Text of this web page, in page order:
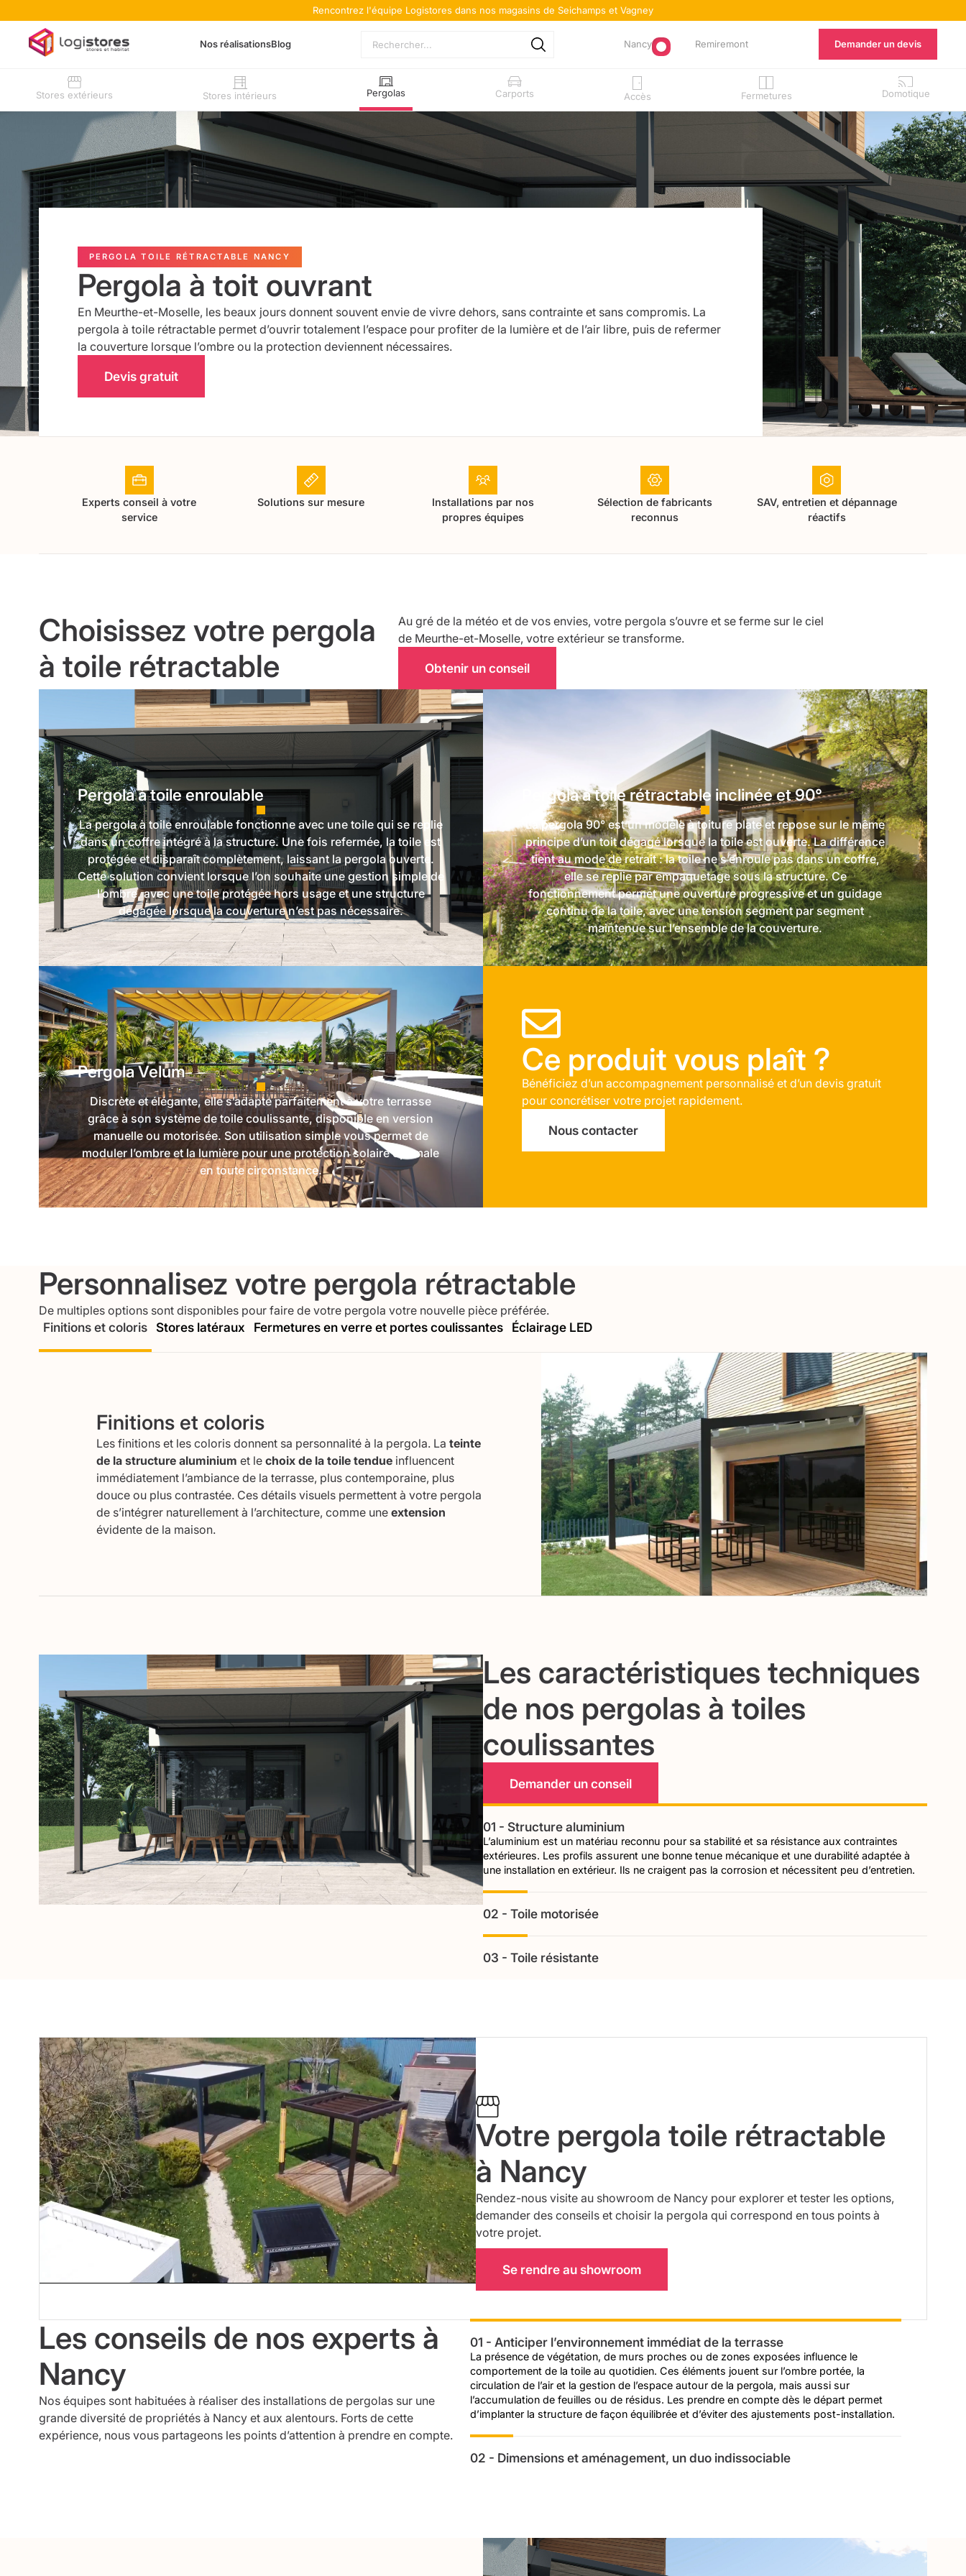
Rencontrez l'équipe Logistores dans nos magasins de Seichamps et Vagney
Nos réalisationsBlog Nancy Remiremont Demander un devis
Stores extérieurs Stores intérieurs Pergolas Carports Accès Fermetures Domotique
PERGOLA TOILE RÉTRACTABLE NANCY
Pergola à toit ouvrant
En Meurthe-et-Moselle, les beaux jours donnent souvent envie de vivre dehors, sans contrainte et sans compromis. La
pergola à toile rétractable permet d’ouvrir totalement l’espace pour profiter de la lumière et de l’air libre, puis de refermer
la couverture lorsque l’ombre ou la protection deviennent nécessaires.
Devis gratuit
Experts conseil à votre
service
Solutions sur mesure
Installations par nos
propres équipes
Sélection de fabricants
reconnus
SAV, entretien et dépannage
réactifs
Choisissez votre pergola
à toile rétractable
Au gré de la météo et de vos envies, votre pergola s’ouvre et se ferme sur le ciel
de Meurthe-et-Moselle, votre extérieur se transforme.
Obtenir un conseil
Pergola à toile enroulable
La pergola à toile enroulable fonctionne avec une toile qui se replie
dans un coffre intégré à la structure. Une fois refermée, la toile est
protégée et disparaît complètement, laissant la pergola ouverte.
Cette solution convient lorsque l’on souhaite une gestion simple de
l’ombre, avec une toile protégée hors usage et une structure
dégagée lorsque la couverture n’est pas nécessaire.
Pergola à toile rétractable inclinée et 90°
La pergola 90° est un modèle à toiture plate et repose sur le même
principe d’un toit dégagé lorsque la toile est ouverte. La différence
tient au mode de retrait : la toile ne s’enroule pas dans un coffre,
elle se replie par empaquetage sous la structure. Ce
fonctionnement permet une ouverture progressive et un guidage
continu de la toile, avec une tension segment par segment
maintenue sur l’ensemble de la couverture.
Pergola Velum
Discrète et élégante, elle s’adapte parfaitement à votre terrasse
grâce à son système de toile coulissante, disponible en version
manuelle ou motorisée. Son utilisation simple vous permet de
moduler l’ombre et la lumière pour une protection solaire optimale
en toute circonstance.
Ce produit vous plaît ?
Bénéficiez d’un accompagnement personnalisé et d’un devis gratuit
pour concrétiser votre projet rapidement.
Nous contacter
Personnalisez votre pergola rétractable
De multiples options sont disponibles pour faire de votre pergola votre nouvelle pièce préférée.
Finitions et coloris Stores latéraux Fermetures en verre et portes coulissantes Éclairage LED
Finitions et coloris
Les finitions et les coloris donnent sa personnalité à la pergola. Lateinte
de la structure aluminium et lechoix de la toile tendue influencent
immédiatement l’ambiance de la terrasse, plus contemporaine, plus
douce ou plus contrastée. Ces détails visuels permettent à votre pergola
de s’intégrer naturellement à l’architecture, comme uneextension
évidente de la maison.
Les caractéristiques techniques
de nos pergolas à toiles
coulissantes
Demander un conseil
01 - Structure aluminium
L’aluminium est un matériau reconnu pour sa stabilité et sa résistance aux contraintes
extérieures. Les profils assurent une bonne tenue mécanique et une durabilité adaptée à
une installation en extérieur. Ils ne craigent pas la corrosion et nécessitent peu d’entretien.
02 - Toile motorisée
03 - Toile résistante
Votre pergola toile rétractable
à Nancy
Rendez-nous visite au showroom de Nancy pour explorer et tester les options,
demander des conseils et choisir la pergola qui correspond en tous points à
votre projet.
Se rendre au showroom
Les conseils de nos experts à
Nancy
Nos équipes sont habituées à réaliser des installations de pergolas sur une
grande diversité de propriétés à Nancy et aux alentours. Forts de cette
expérience, nous vous partageons les points d’attention à prendre en compte.
01 - Anticiper l’environnement immédiat de la terrasse
La présence de végétation, de murs proches ou de zones exposées influence le
comportement de la toile au quotidien. Ces éléments jouent sur l’ombre portée, la
circulation de l’air et la gestion de l’espace autour de la pergola, mais aussi sur
l’accumulation de feuilles ou de résidus. Les prendre en compte dès le départ permet
d’implanter la structure de façon équilibrée et d’éviter des ajustements post-installation.
02 - Dimensions et aménagement, un duo indissociable